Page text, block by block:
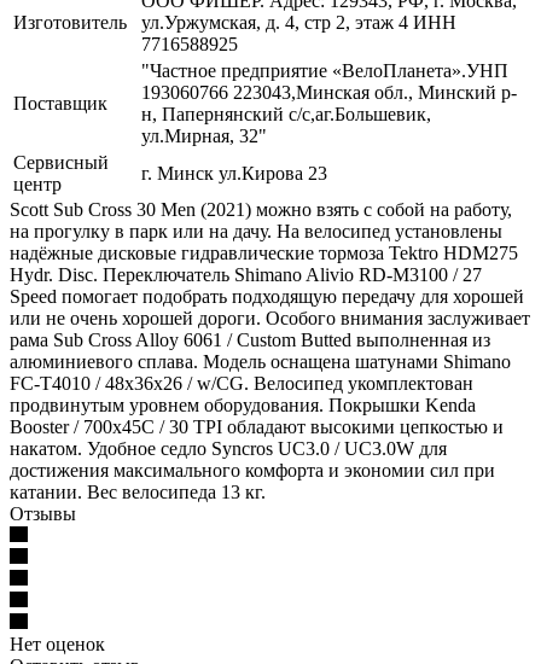
Изготовитель
ул.Уржумская, д. 4, стр 2, этаж 4 ИНН
7716588925
Поставщик
"Частное предприятие «ВелоПланета».УНП
193060766 223043,Минская обл., Минский р-
н, Папернянский с/с,аг.Большевик,
ул.Мирная, 32"
Сервисный
центр
г. Минск ул.Кирова 23
Scott Sub Cross 30 Men (2021) можно взять с собой на работу,
на прогулку в парк или на дачу. На велосипед установлены
надёжные дисковые гидравлические тормоза Tektro HDM275
Hydr. Disc. Переключатель Shimano Alivio RD-M3100 / 27
Speed помогает подобрать подходящую передачу для хорошей
или не очень хорошей дороги. Особого внимания заслуживает
рама Sub Cross Alloy 6061 / Custom Butted выполненная из
алюминиевого сплава. Модель оснащена шатунами Shimano
FC-T4010 / 48x36x26 / w/CG. Велосипед укомплектован
продвинутым уровнем оборудования. Покрышки Kenda
Booster / 700x45C / 30 TPI обладают высокими цепкостью и
накатом. Удобное седло Syncros UC3.0 / UC3.0W для
достижения максимального комфорта и экономии сил при
катании. Вес велосипеда 13 кг.
Отзывы
Нет оценок